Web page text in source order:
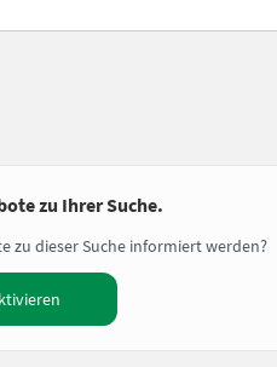
zu Ihrer Suche.
zu dieser Suche informiert werden?